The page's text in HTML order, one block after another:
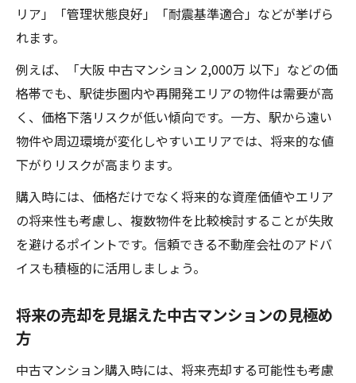
リア」「管理状態良好」「耐震基準適合」などが挙げら
れます。
例えば、「大阪 中古マンション 2,000万 以下」などの価
格帯でも、駅徒歩圏内や再開発エリアの物件は需要が高
く、価格下落リスクが低い傾向です。一方、駅から遠い
物件や周辺環境が変化しやすいエリアでは、将来的な値
下がりリスクが高まります。
購入時には、価格だけでなく将来的な資産価値やエリア
の将来性も考慮し、複数物件を比較検討することが失敗
を避けるポイントです。信頼できる不動産会社のアドバ
イスも積極的に活用しましょう。
将来の売却を見据えた中古マンションの見極め
方
中古マンション購入時には、将来売却する可能性も考慮